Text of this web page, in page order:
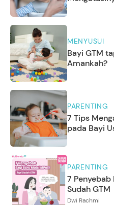
MENYUSUI
Bayi GTM
Amankah?
PARENTING
7 Tips
pada Bayi
PARENTING
7 Penyebab
Sudah GTM
Dwi Rachmi